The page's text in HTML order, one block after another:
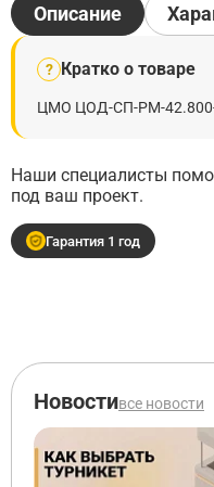
Описание
? Кратко о товаре
ЦМО ЦОД-СП-РМ-42.800-
Наши специалисты
под ваш проект.
Гарантия 1 год
Новостивсе новости